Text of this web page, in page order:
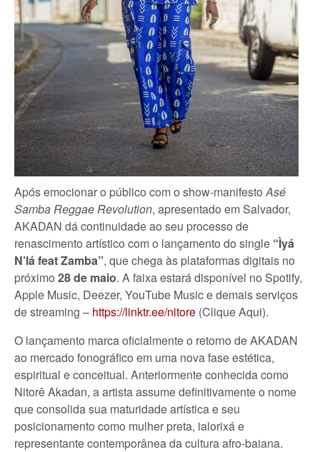
Após emocionar o público com o show-manifestoAsé
Samba Reggae Revolution, apresentado em Salvador,
AKADAN dá continuidade ao seu processo de
renascimento artístico com o lançamento do single “Ìyá
N’lá feat Zamba”, que chega às plataformas digitais no
próximo 28 de maio. A faixa estará disponível no Spotify,
Apple Music, Deezer, YouTube Music e demais serviços
de streaming – https://linktr.ee/nitore (Clique Aqui).
O lançamento marca oficialmente o retorno de AKADAN
ao mercado fonográfico em uma nova fase estética,
espiritual e conceitual. Anteriormente conhecida como
Nitorê Akadan, a artista assume definitivamente o nome
que consolida sua maturidade artística e seu
posicionamento como mulher preta, ialorixá e
representante contemporânea da cultura afro-baiana.